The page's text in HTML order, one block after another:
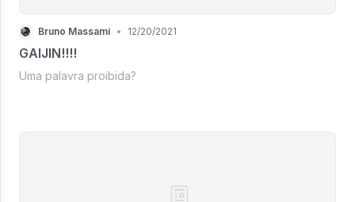
Bruno Massami • 12/20/2021
GAIJIN!!!!
Uma palavra proibida?